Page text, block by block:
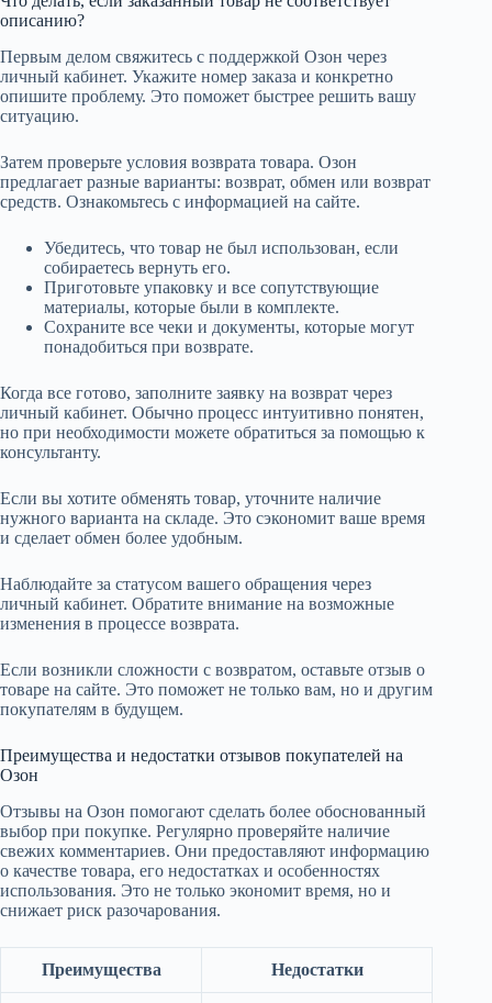
описанию?
Первым делом свяжитесь с поддержкой Озон через
личный кабинет. Укажите номер заказа и конкретно
опишите проблему. Это поможет быстрее решить вашу
ситуацию.
Затем проверьте условия возврата товара. Озон
предлагает разные варианты: возврат, обмен или возврат
средств. Ознакомьтесь с информацией на сайте.
Убедитесь, что товар не был использован, если
собираетесь вернуть его.
Приготовьте упаковку и все сопутствующие
материалы, которые были в комплекте.
Сохраните все чеки и документы, которые могут
понадобиться при возврате.
Когда все готово, заполните заявку на возврат через
личный кабинет. Обычно процесс интуитивно понятен,
но при необходимости можете обратиться за помощью к
консультанту.
Если вы хотите обменять товар, уточните наличие
нужного варианта на складе. Это сэкономит ваше время
и сделает обмен более удобным.
Наблюдайте за статусом вашего обращения через
личный кабинет. Обратите внимание на возможные
изменения в процессе возврата.
Если возникли сложности с возвратом, оставьте отзыв о
товаре на сайте. Это поможет не только вам, но и другим
покупателям в будущем.
Преимущества и недостатки отзывов покупателей на
Озон
Отзывы на Озон помогают сделать более обоснованный
выбор при покупке. Регулярно проверяйте наличие
свежих комментариев. Они предоставляют информацию
о качестве товара, его недостатках и особенностях
использования. Это не только экономит время, но и
снижает риск разочарования.
Преимущества Недостатки